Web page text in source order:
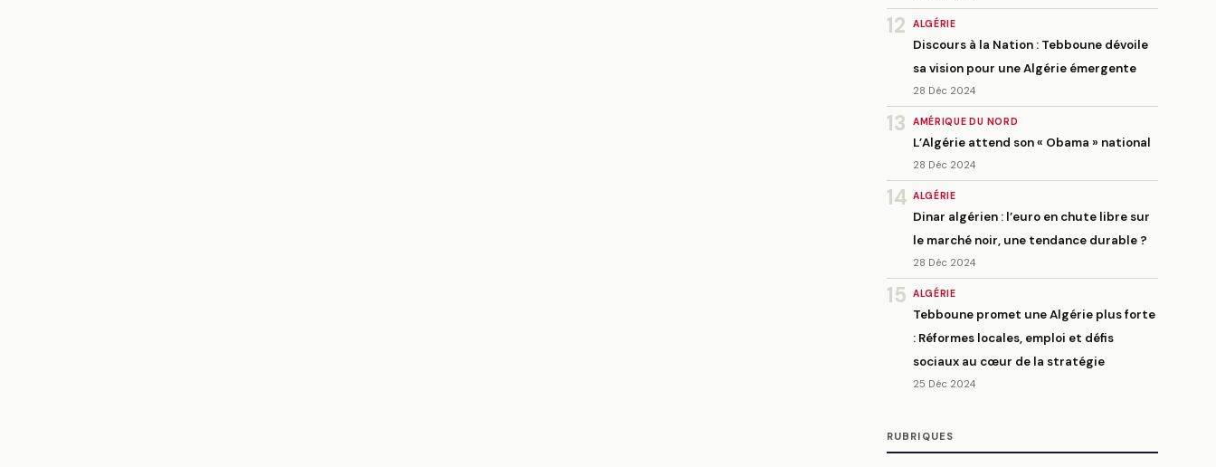
12 ALGÉRIE
Discours à la Nation : Tebboune dévoile
sa vision pour une Algérie émergente
28 Déc 2024
13 AMÉRIQUE DU NORD
L’Algérie attend son « Obama » national
28 Déc 2024
14 ALGÉRIE
Dinar algérien : l’euro en chute libre sur
le marché noir, une tendance durable ?
28 Déc 2024
15 ALGÉRIE
Tebboune promet une Algérie plus forte
: Réformes locales, emploi et défis
sociaux au cœur de la stratégie
25 Déc 2024
RUBRIQUES